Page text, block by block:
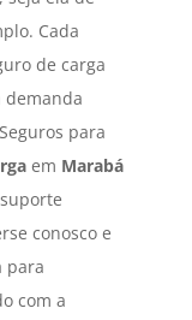
Cada
de carga
para
em Marabá
conosco e
para
com a